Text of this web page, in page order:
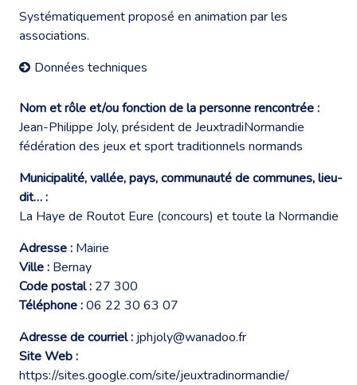
Systématiquement proposé en animation par les
associations.
Données techniques
Nom et rôle et/ou fonction de la personne rencontrée :
Jean-Philippe Joly, président de JeuxtradiNormandie
fédération des jeux et sport traditionnels normands
Municipalité, vallée, pays, communauté de communes, lieu-
dit… :
La Haye de Routot Eure (concours) et toute la Normandie
Adresse : Mairie
Ville : Bernay
Code postal : 27 300
Téléphone :06 22 30 63 07
Adresse de courriel : jphjoly@wanadoo.fr
Site Web :
https://sites.google.com/site/jeuxtradinormandie/